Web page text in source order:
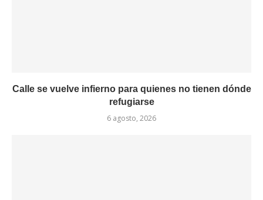
Calle se vuelve infierno para quienes no tienen dónde
refugiarse
6 agosto, 2026